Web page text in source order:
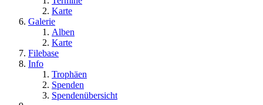
Karte
Galerie
Alben
Karte
Filebase
Info
Trophäen
Spenden
Spendenübersicht